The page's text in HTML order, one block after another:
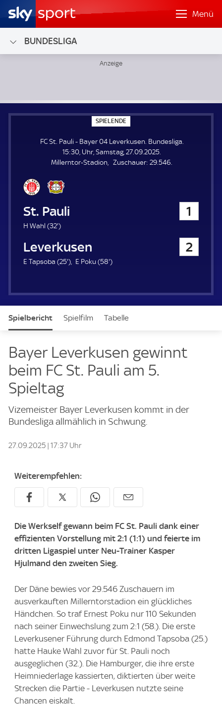
Menü
BUNDESLIGA
SPIELENDE
P
E
L
E
N
FC St. Pauli - Bayer 04 Leverkusen. Bundesliga.
15:30, Uhr, Samstag, 27.09.2025.
Millerntor-Stadion
Zuschauer: Z
29.546.
FC St. Pauli 1
H Wahl (32'3
.
i
t
e
)
Bayer 04 Leverkusen 2
E Tapsoba (25'2
u
) E Poku (58'5
u
)
Spielbericht Spielfilm Tabelle
Bayer Leverkusen gewinnt
beim FC St. Pauli am 5.
Spieltag
Vizemeister Bayer Leverkusen kommt in der
Bundesliga allmählich in Schwung.
27.09.2025 | 17:37 Uhr
Weiterempfehlen:
Die Werkself gewann beim FC St. Pauli dank einer
effizienten Vorstellung mit 2:1 (1:1) und feierte im
dritten Ligaspiel unter Neu-Trainer Kasper
Hjulmand den zweiten Sieg.
Der Däne bewies vor 29.546 Zuschauern im
ausverkauften Millerntorstadion ein glückliches
Händchen. So traf Ernest Poku nur 110 Sekunden
nach seiner Einwechslung zum 2:1 (58.). Die erste
Leverkusener Führung durch Edmond Tapsoba (25.)
hatte Hauke Wahl zuvor für St. Pauli noch
ausgeglichen (32.). Die Hamburger, die ihre erste
Heimniederlage kassierten, diktierten über weite
Strecken die Partie - Leverkusen nutzte seine
Chancen eiskalt.